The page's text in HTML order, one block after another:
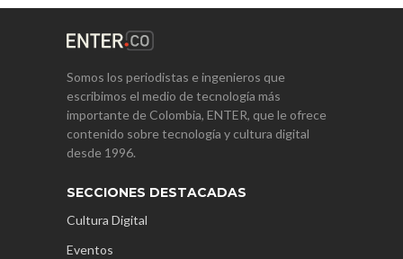
Somos los periodistas e ingenieros que
escribimos el medio de tecnología más
importante de Colombia, ENTER, que le ofrece
contenido sobre tecnología y cultura digital
desde 1996.
SECCIONES DESTACADAS
Cultura Digital
Eventos